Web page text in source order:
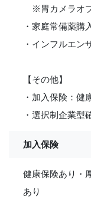
※胃カメラオ
・家庭常備薬購
・インフルエン
【その他】
・加入保険：健
・選択制企業型
加入保険
健康保険あり・
あり